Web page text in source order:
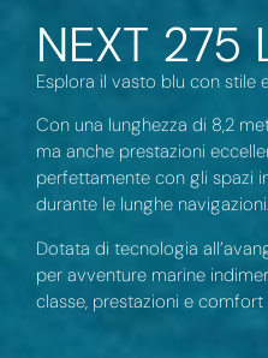
NEXT 275
Esplora il vasto blu con stile
Con una lunghezza di 8,2
ma anche prestazioni
perfettamente con gli spazi
durante le lunghe navigazioni.
Dotata di tecnologia
per avventure marine
classe, prestazioni e